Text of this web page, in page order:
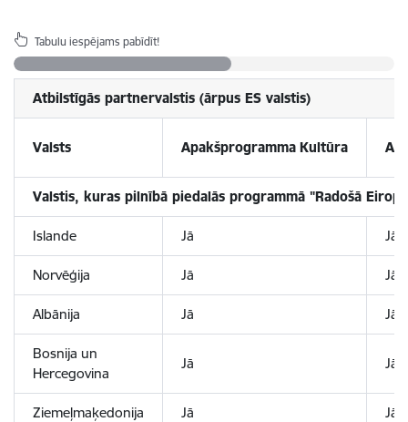
Tabulu iespējams pabīdīt!
Atbilstīgās partnervalstis (ārpus ES valstis)
Valsts Apakšprogramma Kultūra
Valstis, kuras pilnībā piedalās programmā "Radošā
Islande Jā Jā
Norvēģija Jā Jā
Albānija Jā Jā
Bosnija un
Hercegovina
Jā Jā
Ziemeļmaķedonija Jā Jā